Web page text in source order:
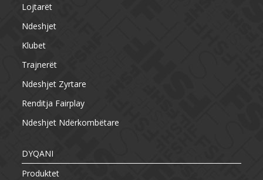
Lojtarët
Ndeshjet
Klubet
Trajnerët
Ndeshjet Zyrtare
Renditja Fairplay
Ndeshjet Ndërkombëtare
DYQANI
Produktet